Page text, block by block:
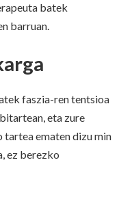
batek
barruan.
faszia-ren tentsioa
eta zure
ematen dizu min
ez berezko